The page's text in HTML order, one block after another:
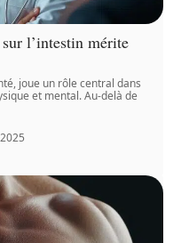
l’intestin mérite
joue un rôle central dans
et mental. Au-delà de